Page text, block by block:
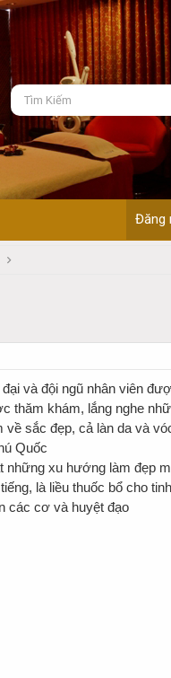
Đăng
và đội ngũ nhân viên
thăm khám, lắng nghe
sắc đẹp, cả làn da và
những xu hướng làm đẹp
là liều thuốc bổ cho
các cơ và huyệt đạo